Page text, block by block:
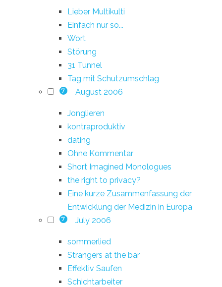
Lieber Multikulti
Einfach nur so...
Wort
Störung
31 Tunnel
Tag mit Schutzumschlag
7 August 2006
Jonglieren
kontraproduktiv
dating
Ohne Kommentar
Short Imagined Monologues
the right to privacy?
Eine kurze Zusammenfassung der
Entwicklung der Medizin in Europa
7 July 2006
sommerlied
Strangers at the bar
Effektiv Saufen
Schichtarbeiter